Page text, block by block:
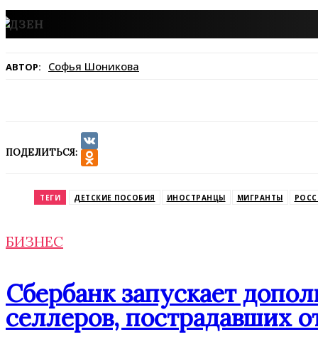
АВТОР: Софья Шоникова
ПОДЕЛИТЬСЯ:
VK
ТЕГИ ДЕТСКИЕ ПОСОБИЯ ИНОСТРАНЦЫ МИГРАНТЫ
БИЗНЕС
Сбербанк запускает
селлеров, пострадавших